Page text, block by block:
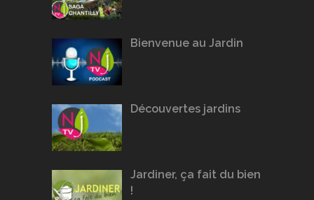
Bienvenue au Jardin
Découvertes jardins
Jardiner, ça fait du bien
!